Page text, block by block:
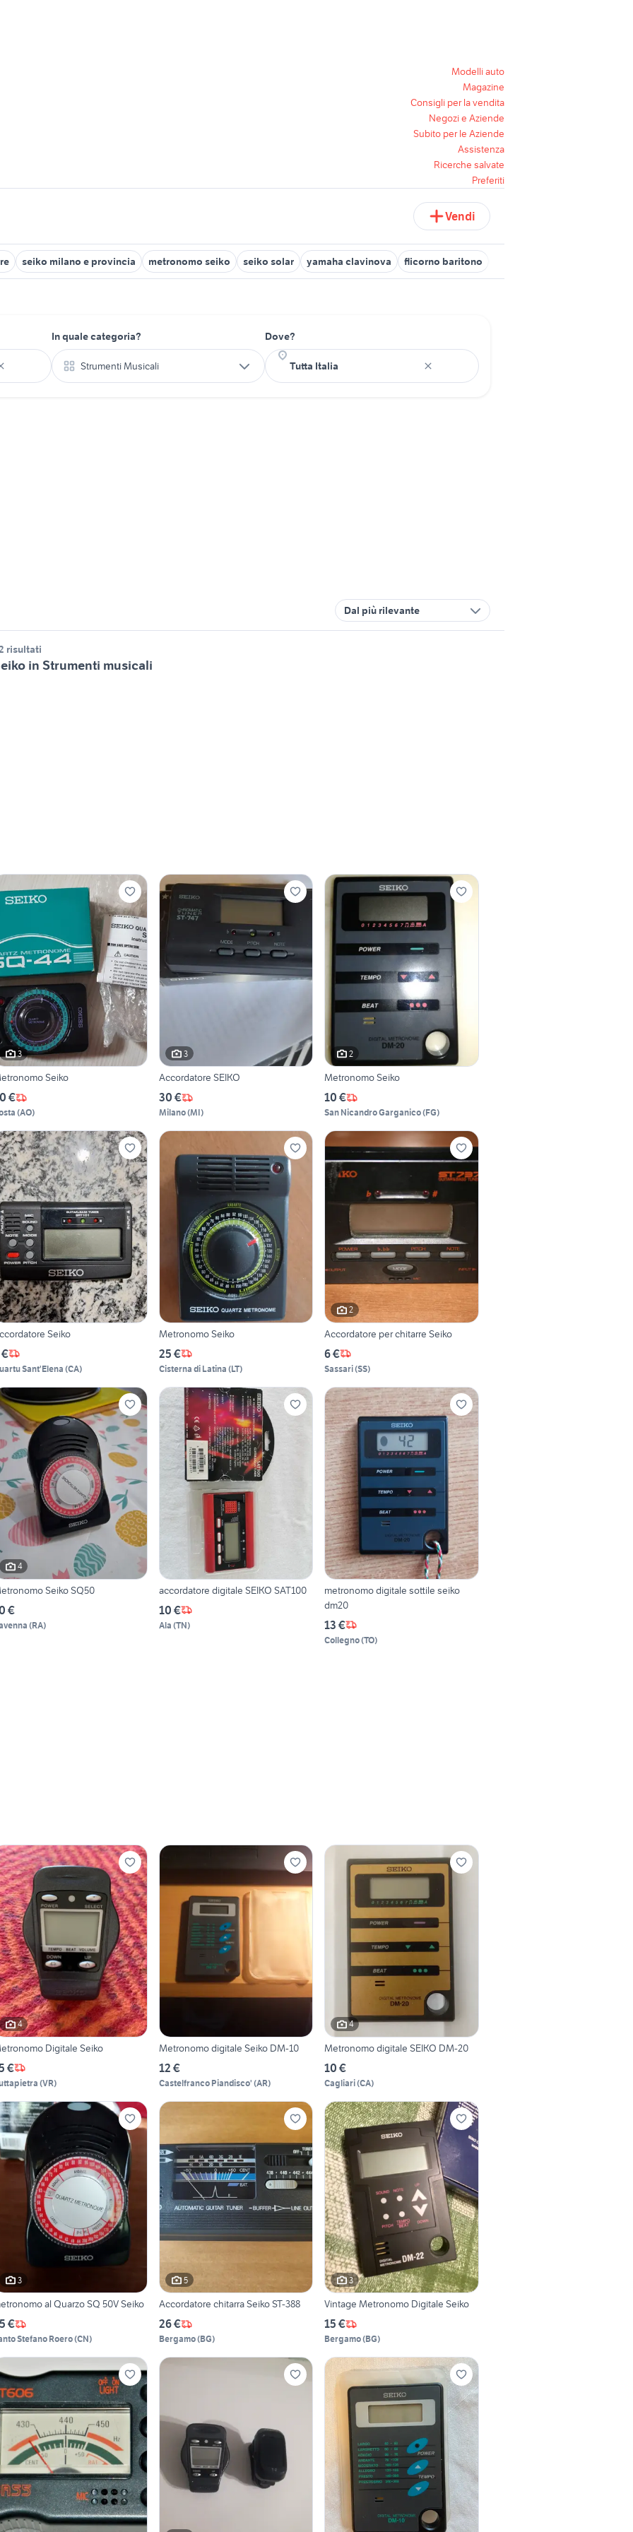
Modelli auto
Magazine
Consigli per la vendita
Negozi e Aziende
Subito per le Aziende
Assistenza
Ricerche salvate
Preferiti
Vendi
seiko milano e provincia metronomo seiko seiko solar yamaha clavinova flicorno baritono
In quale categoria?
Strumenti Musicali
Dove?
Dal più rilevante
risultati
in Strumenti musicali
3
Seiko
€
(AO)
3
Accordatore SEIKO
30 €
Milano(MI)
2
Metronomo Seiko
10 €
San Nicandro Garganico(FG)
Seiko
Sant'Elena (CA)
Metronomo Seiko
25 €
Cisterna di Latina (LT)
2
Accordatore per chitarre Seiko
6 €
Sassari(SS)
4
Seiko SQ50
€
(RA)
accordatore digitale SEIKO SAT100
10 €
Ala (TN)
metronomo digitale sottile seiko
dm20
13 €
Collegno(TO)
4
Digitale Seiko
€
(VR)
Metronomo digitale Seiko DM-10
12 €
Castelfranco Piandisco' (AR)
4
Metronomo digitale SEIKO DM-20
10 €
Cagliari(CA)
3
al Quarzo SQ 50V Seiko
€
Stefano Roero(CN)
5
Accordatore chitarra Seiko ST-388
26 €
Bergamo(BG)
3
Vintage Metronomo Digitale Seiko
15 €
Bergamo(BG)